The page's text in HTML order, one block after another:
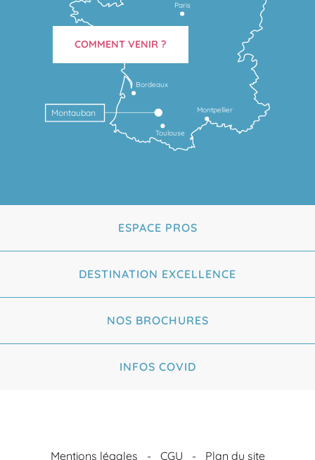
Toulouse
Montpellier
Bordeaux
Montauban
Paris
COMMENT VENIR ?
ESPACE PROS
DESTINATION EXCELLENCE
NOS BROCHURES
INFOS COVID
Mentions légales CGU Plan du site